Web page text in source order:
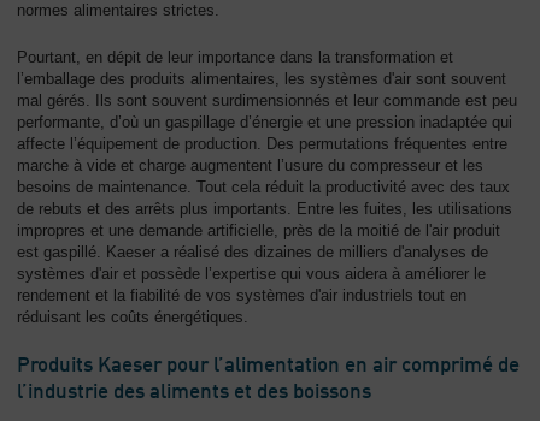
normes alimentaires strictes.
Pourtant, en dépit de leur importance dans la transformation et
l’emballage des produits alimentaires, les systèmes d'air sont souvent
mal gérés. Ils sont souvent surdimensionnés et leur commande est peu
performante, d’où un gaspillage d’énergie et une pression inadaptée qui
affecte l’équipement de production. Des permutations fréquentes entre
marche à vide et charge augmentent l’usure du compresseur et les
besoins de maintenance. Tout cela réduit la productivité avec des taux
de rebuts et des arrêts plus importants. Entre les fuites, les utilisations
impropres et une demande artificielle, près de la moitié de l'air produit
est gaspillé. Kaeser a réalisé des dizaines de milliers d'analyses de
systèmes d'air et possède l’expertise qui vous aidera à améliorer le
rendement et la fiabilité de vos systèmes d'air industriels tout en
réduisant les coûts énergétiques.
Produits Kaeser pour l’alimentation en air comprimé de
l’industrie des aliments et des boissons